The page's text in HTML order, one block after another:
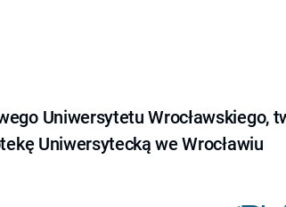
Uniwersytetu Wrocławskiego,
Uniwersytecką we Wrocławiu